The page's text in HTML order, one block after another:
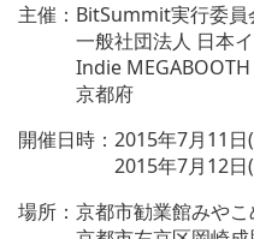
主催：BitSummit実行委員
一般社団法人 日本イン
Indie MEGABOOTH
京都府
開催日時：2015年7月11
2015年7月12日(日
場所：京都市勧業館みや